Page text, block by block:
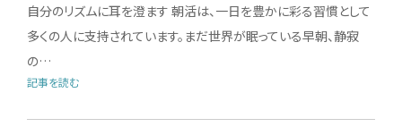
自分のリズムに耳を澄ます 朝活は、一日を豊かに彩る習慣として
多くの人に支持されています。まだ世界が眠っている早朝、静寂
の…
記事を読む